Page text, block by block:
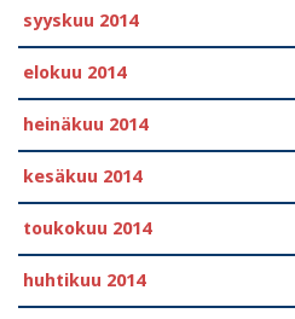
syyskuu 2014
elokuu 2014
heinäkuu 2014
kesäkuu 2014
toukokuu 2014
huhtikuu 2014